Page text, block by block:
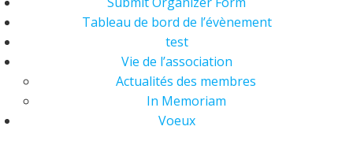
Tableau de bord de l’évènement
test
Vie de l’association
Actualités des membres
In Memoriam
Voeux